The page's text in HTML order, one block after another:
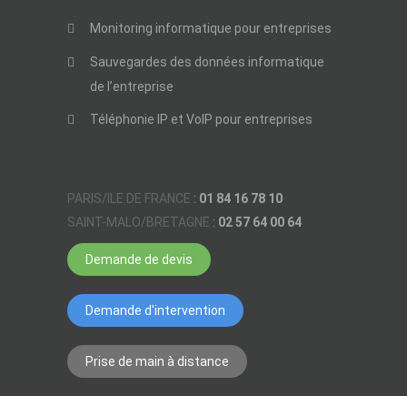
Monitoring informatique pour entreprises
Sauvegardes des données informatique
de l’entreprise
Téléphonie IP et VoIP pour entreprises
PARIS/ILE DE FRANCE : 01 84 16 78 10
SAINT-MALO/BRETAGNE : 02 57 64 00 64
Demande de devis
Demande d'intervention
Prise de main à distance